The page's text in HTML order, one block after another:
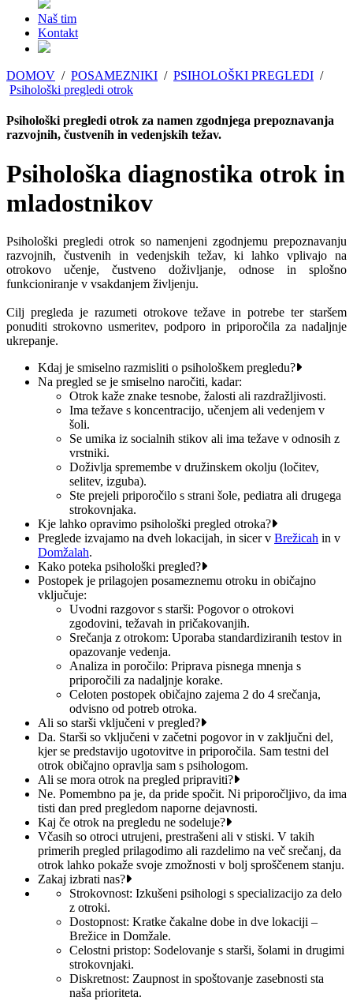
Naš tim
Kontakt
DOMOV / POSAMEZNIKI / PSIHOLOŠKI PREGLEDI /
Psihološki pregledi otrok
Psihološki pregledi otrok za namen zgodnjega prepoznavanja
razvojnih, čustvenih in vedenjskih težav.
Psihološka diagnostika otrok in
mladostnikov
Psihološki pregledi otrok so namenjeni zgodnjemu prepoznavanju
razvojnih, čustvenih in vedenjskih težav, ki lahko vplivajo na
otrokovo učenje, čustveno doživljanje, odnose in splošno
funkcioniranje v vsakdanjem življenju.
Cilj pregleda je razumeti otrokove težave in potrebe ter staršem
ponuditi strokovno usmeritev, podporo in priporočila za nadaljnje
ukrepanje.
Kdaj je smiselno razmisliti o psihološkem pregledu?
Na pregled se je smiselno naročiti, kadar:
Otrok kaže znake tesnobe, žalosti ali razdražljivosti.
Ima težave s koncentracijo, učenjem ali vedenjem v
šoli.
Se umika iz socialnih stikov ali ima težave v odnosih z
vrstniki.
Doživlja spremembe v družinskem okolju (ločitev,
selitev, izguba).
Ste prejeli priporočilo s strani šole, pediatra ali drugega
strokovnjaka.​
Kje lahko opravimo psihološki pregled otroka?
Preglede izvajamo na dveh lokacijah, in sicer v Brežicah in v
Domžalah.
Kako poteka psihološki pregled?
Postopek je prilagojen posameznemu otroku in običajno
vključuje:​
Uvodni razgovor s starši: Pogovor o otrokovi
zgodovini, težavah in pričakovanjih.
Srečanja z otrokom: Uporaba standardiziranih testov in
opazovanje vedenja.
Analiza in poročilo: Priprava pisnega mnenja s
priporočili za nadaljnje korake.​
Celoten postopek običajno zajema 2 do 4 srečanja,
odvisno od potreb otroka.​
Ali so starši vključeni v pregled?
Da. Starši so vključeni v začetni pogovor in v zaključni del,
kjer se predstavijo ugotovitve in priporočila. Sam testni del
otrok običajno opravlja sam s psihologom.
Ali se mora otrok na pregled pripraviti?
Ne. Pomembno pa je, da pride spočit. Ni priporočljivo, da ima
tisti dan pred pregledom naporne dejavnosti.
Kaj če otrok na pregledu ne sodeluje?
Včasih so otroci utrujeni, prestrašeni ali v stiski. V takih
primerih pregled prilagodimo ali razdelimo na več srečanj, da
otrok lahko pokaže svoje zmožnosti v bolj sproščenem stanju.
Zakaj izbrati nas?
Strokovnost: Izkušeni psihologi s specializacijo za delo
z otroki.
Dostopnost: Kratke čakalne dobe in dve lokaciji –
Brežice in Domžale.
Celostni pristop: Sodelovanje s starši, šolami in drugimi
strokovnjaki.
Diskretnost: Zaupnost in spoštovanje zasebnosti sta
naša prioriteta.​